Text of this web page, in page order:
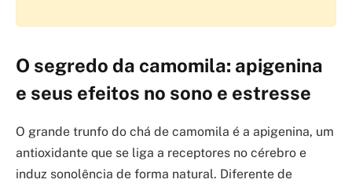
O segredo da camomila: apigenina
e seus efeitos no sono e estresse
O grande trunfo do chá de camomila é a apigenina, um
antioxidante que se liga a receptores no cérebro e
induz sonolência de forma natural. Diferente de